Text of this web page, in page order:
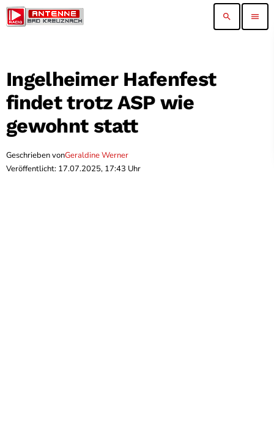
search menu
Ingelheimer Hafenfest
findet trotz ASP wie
gewohnt statt
Geschrieben vonGeraldine Werner
Veröffentlicht: 17.07.2025, 17:43 Uhr